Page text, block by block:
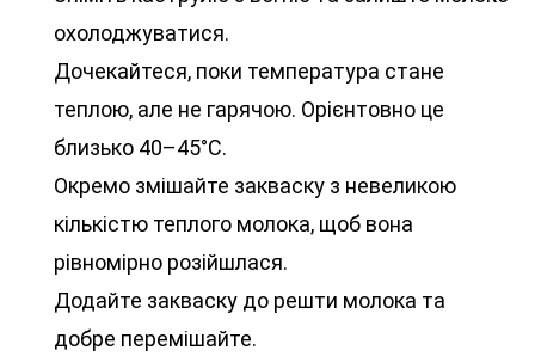
охолоджуватися.
Дочекайтеся, поки температура стане
теплою, але не гарячою. Орієнтовно це
близько 40–45°C.
Окремо змішайте закваску з невеликою
кількістю теплого молока, щоб вона
рівномірно розійшлася.
Додайте закваску до решти молока та
добре перемішайте.